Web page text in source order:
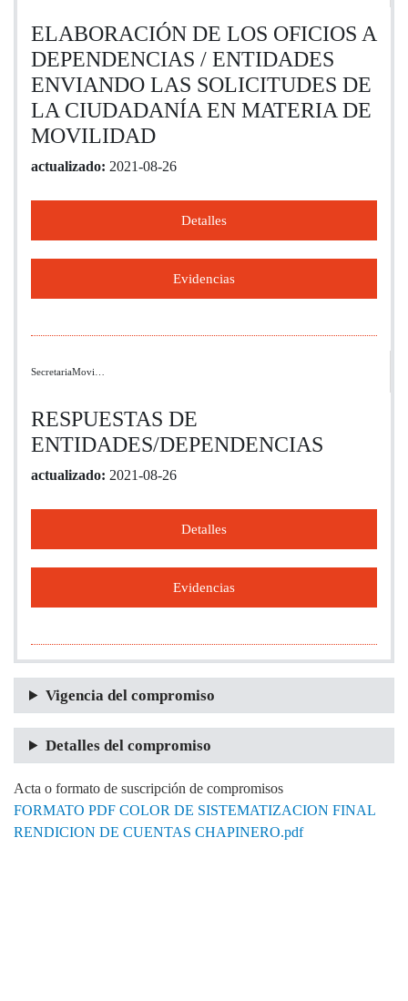
ELABORACIÓN DE LOS OFICIOS A
DEPENDENCIAS / ENTIDADES
ENVIANDO LAS SOLICITUDES DE
LA CIUDADANÍA EN MATERIA DE
MOVILIDAD
actualizado: 2021-08-26
Detalles
Evidencias
SecretariaMovi…
RESPUESTAS DE
ENTIDADES/DEPENDENCIAS
actualizado: 2021-08-26
Detalles
Evidencias
Vigencia del compromiso
Detalles del compromiso
Acta o formato de suscripción de compromisos
FORMATO PDF COLOR DE SISTEMATIZACION FINAL
RENDICION DE CUENTAS CHAPINERO.pdf